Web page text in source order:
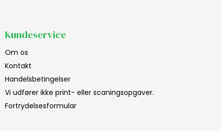
Kundeservice
Om os
Kontakt
Handelsbetingelser
Vi udfører ikke print- eller scaningsopgaver.
Fortrydelsesformular